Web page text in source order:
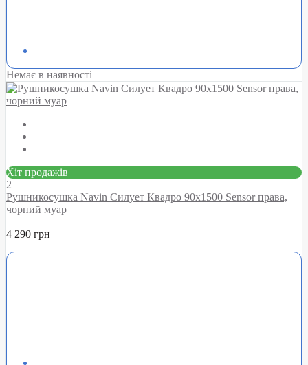
Немає в наявності
Хіт продажів
2
Рушникосушка Navin Силует Квадро 90х1500 Sensor права,
чорний муар
4 290 грн